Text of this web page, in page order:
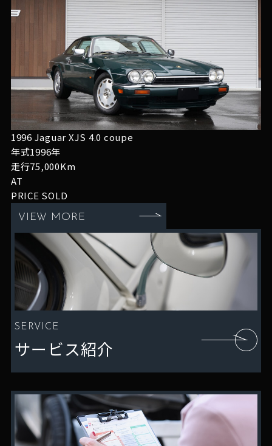
1996 Jaguar XJS 4.0 coupe
年式1996年
走行75,000Km
AT
PRICE SOLD
VIEW MORE
SERVICE
サービス紹介